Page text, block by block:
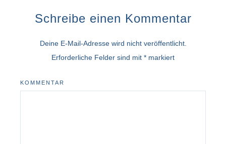
Schreibe einen Kommentar
Deine E-Mail-Adresse wird nicht veröffentlicht.
Erforderliche Felder sind mit * markiert
KOMMENTAR